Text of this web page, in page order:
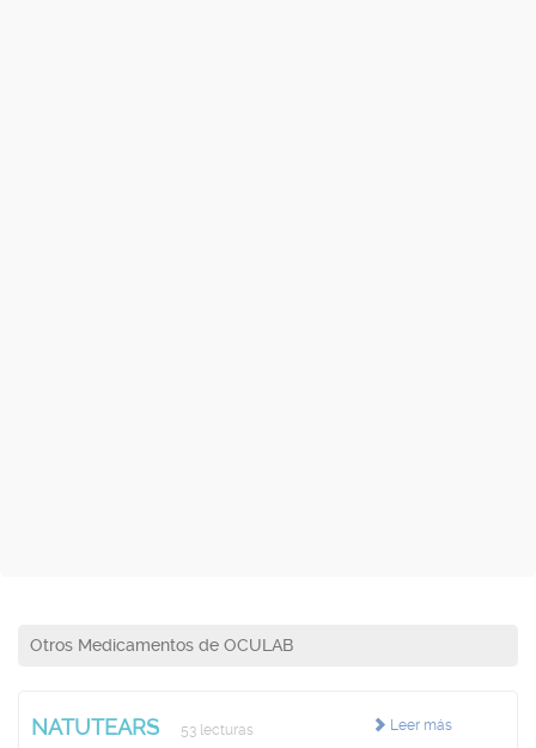
Otros Medicamentos de OCULAB
Leer más
NATUTEARS 53 lecturas